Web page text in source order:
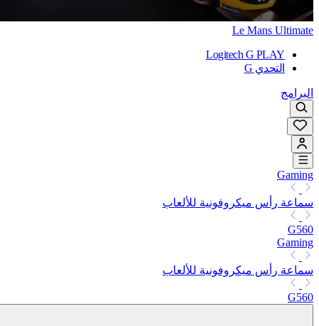
Le Mans Ultimate
Logitech G PLAY
التحدي G
البرامج
Gaming
سماعة رأس ميكروفونية للألعاب
G560
Gaming
سماعة رأس ميكروفونية للألعاب
G560